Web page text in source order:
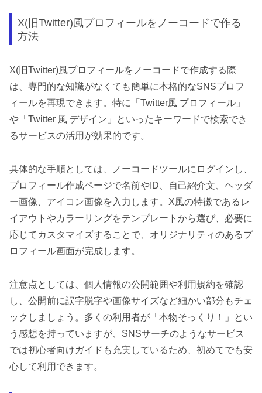
X(旧Twitter)風プロフィールをノーコードで作る
方法
X(旧Twitter)風プロフィールをノーコードで作成する際
は、専門的な知識がなくても簡単に本格的なSNSプロフ
ィールを再現できます。特に「Twitter風 プロフィール」
や「Twitter 風 デザイン」といったキーワードで検索でき
るサービスの活用が効果的です。
具体的な手順としては、ノーコードツールにログインし、
プロフィール作成ページで名前やID、自己紹介文、ヘッダ
ー画像、アイコン画像を入力します。X風の特徴であるレ
イアウトやカラーリングをテンプレートから選び、必要に
応じてカスタマイズすることで、オリジナリティのあるプ
ロフィール画面が完成します。
注意点としては、個人情報の公開範囲や利用規約を確認
し、公開前に誤字脱字や画像サイズなど細かい部分もチェ
ックしましょう。多くの利用者が「本物そっくり！」とい
う感想を持っていますが、SNSサーチのようなサービス
では初心者向けガイドも充実しているため、初めてでも安
心して利用できます。